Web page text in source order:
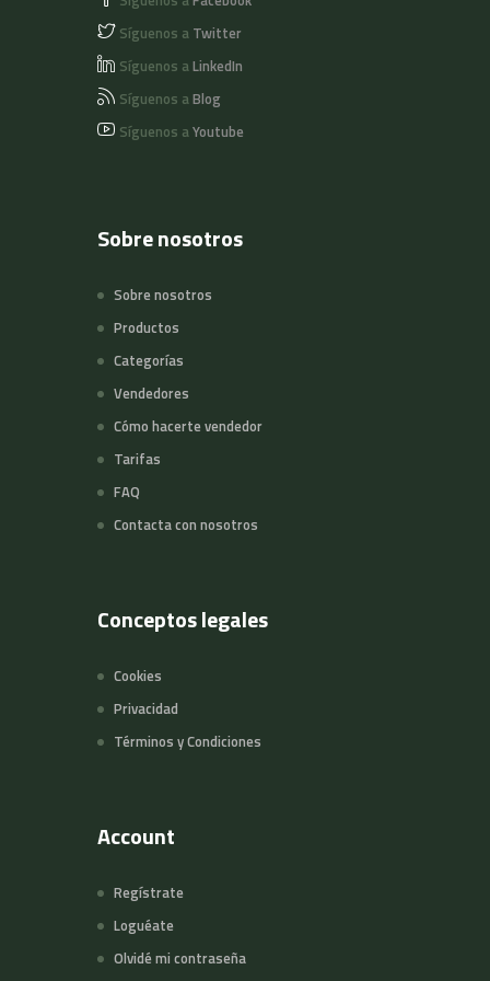
Síguenos a Twitter
Síguenos aLinkedIn
Síguenos aBlog
Síguenos aYoutube
Sobre nosotros
Sobre nosotros
Productos
Categorías
Vendedores
Cómo hacerte vendedor
Tarifas
FAQ
Contacta con nosotros
Conceptos legales
Cookies
Privacidad
Términos y Condiciones
Account
Regístrate
Loguéate
Olvidé mi contraseña